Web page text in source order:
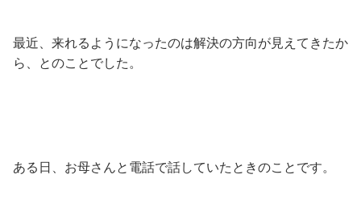
最近、来れるようになったのは解決の方向が見えてきたか
ら、とのことでした。
ある日、お母さんと電話で話していたときのことです。